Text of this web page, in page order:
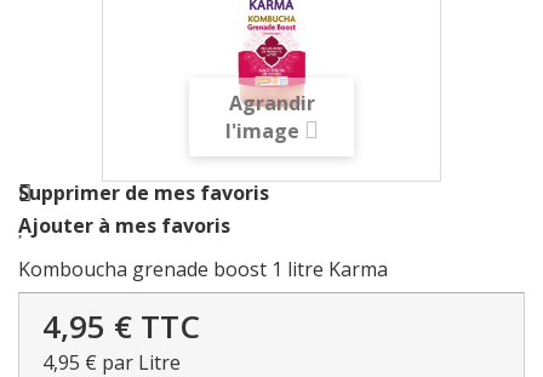
Agrandir
l'image
Supprimer de mes favoris
Ajouter à mes favoris
Komboucha grenade boost 1 litre Karma
4,95 € TTC
4,95 € par Litre